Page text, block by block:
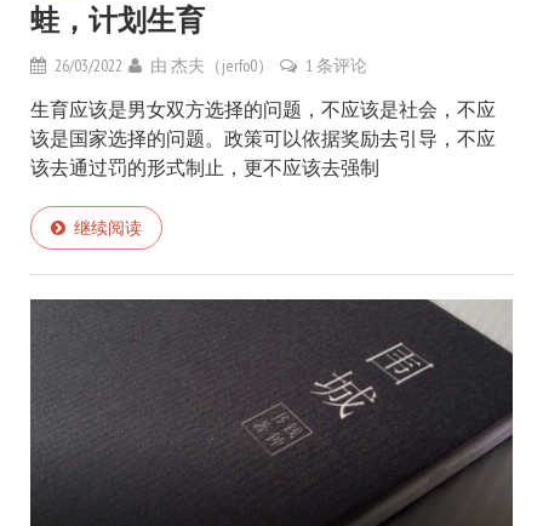
蛙，计划生育
26/03/2022 由 杰夫（jerfo0） 1 条评论
生育应该是男女双方选择的问题，不应该是社会，不应
该是国家选择的问题。政策可以依据奖励去引导，不应
该去通过罚的形式制止，更不应该去强制
继续阅读